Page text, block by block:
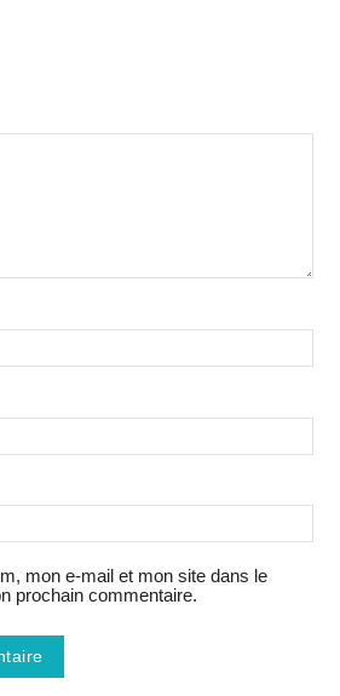
mon e-mail et mon site dans le
prochain commentaire.